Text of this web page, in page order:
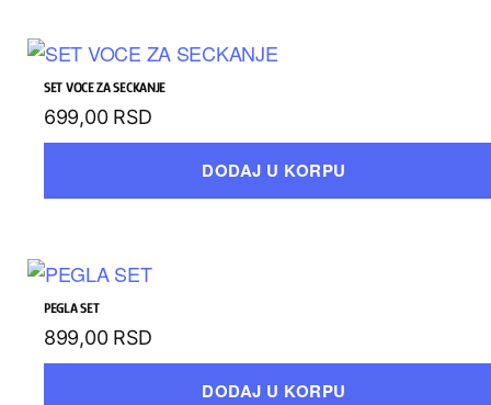
SET VOCE ZA SECKANJE
699,00 RSD
DODAJ U KORPU
PEGLA SET
899,00 RSD
DODAJ U KORPU